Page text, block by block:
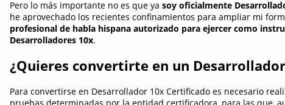
Pero lo más importante no es que ya soy oficialmente
he aprovechado los recientes confinamientos para ampliar mi
profesional de habla hispana autorizado para ejercer como
Desarrolladores 10x.
¿Quieres convertirte en un
Para convertirse en Desarrollador 10x Certificado es necesario